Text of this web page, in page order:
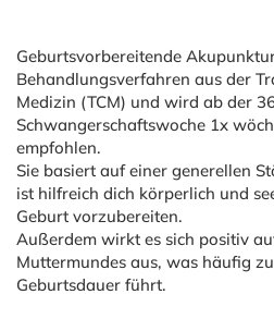
Geburtsvorbereitende
Behandlungsverfahren aus der
Medizin (TCM) und wird ab der
Schwangerschaftswoche 1x
empfohlen.
Sie basiert auf einer generellen
ist hilfreich dich körperlich und
Geburt vorzubereiten.
Außerdem wirkt es sich positiv
Muttermundes aus, was häufig
Geburtsdauer führt.